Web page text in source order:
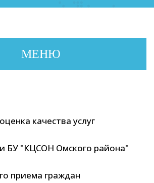
МЕНЮ
качества услуг
БУ "КЦСОН Омского района"
приема граждан